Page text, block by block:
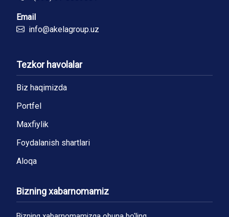
Email
info@akelagroup.uz
Tezkor havolalar
Biz haqimizda
Portfel
Maxfiylik
Foydalanish shartlari
Aloqa
Bizning xabarnomamiz